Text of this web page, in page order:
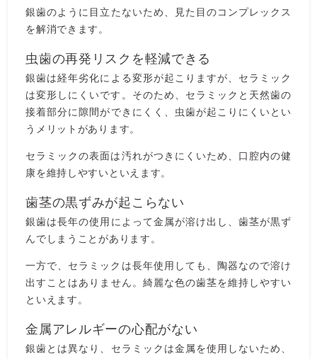
銀歯のように目立たないため、見た目のコンプレックス
を解消できます。
虫歯の再発リスクを軽減できる
銀歯は経年劣化による変形が起こりますが、セラミック
は変形しにくいです。そのため、セラミックと天然歯の
接着部分に隙間ができにくく、虫歯が起こりにくいとい
うメリットがあります。
セラミックの表面は汚れがつきにくいため、口腔内の健
康を維持しやすいといえます。
歯茎の黒ずみが起こらない
銀歯は長年の使用によって金属が溶け出し、歯茎が黒ず
んでしまうことがあります。
一方で、セラミックは長年使用しても、陶器なので溶け
出すことはありません。綺麗な色の歯茎を維持しやすい
といえます。
金属アレルギーの心配がない
銀歯とは異なり、セラミックは金属を使用しないため、